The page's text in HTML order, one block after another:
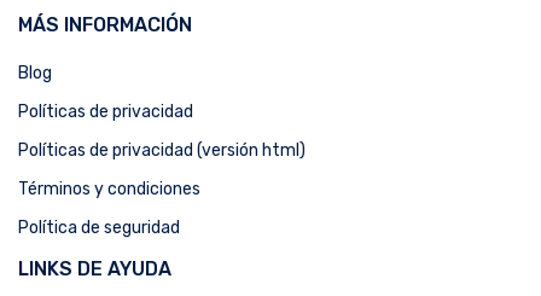
MÁS INFORMACIÓN
Blog
Políticas de privacidad
Políticas de privacidad (versión html)
Términos y condiciones
Política de seguridad
LINKS DE AYUDA